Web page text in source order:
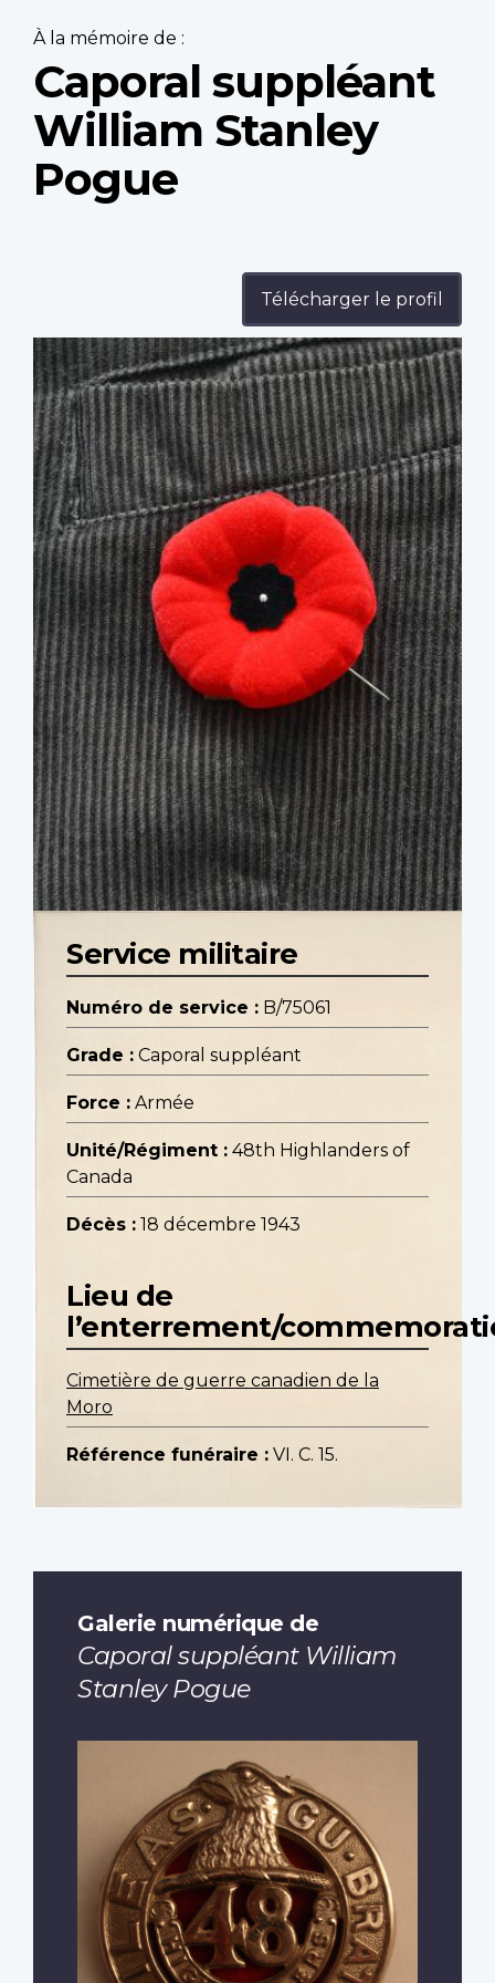
À la mémoire de :
Caporal suppléant
William Stanley
Pogue
Télécharger le profil
Profile
image
Service militaire
Numéro de service : B/75061
Grade : Caporal suppléant
Force : Armée
Unité/Régiment : 48th Highlanders of
Canada
Décès : 18 décembre 1943
Lieu de
l’enterrement/
Cimetière de guerre canadien de la
Moro
Référence funéraire : VI. C. 15.
Galerie numérique de
Caporal suppléant William
Stanley Pogue